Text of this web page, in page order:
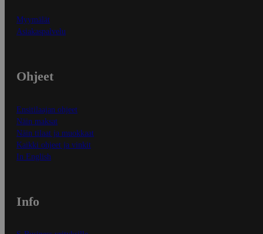
Myymälät
Asiakaspalvelu
Ohjeet
Ensitilaajan ohjeet
Näin maksat
Näin tilaat ja muokkaat
Kaikki ohjeet ja vinkit
In English
Info